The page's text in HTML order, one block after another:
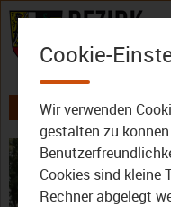
Zum Inhalt
AKTUELLES ALLE VIDEOS
Cookie-
Wir verwenden
gestalten zu
Cookies sind kleine
Rechner abgelegt